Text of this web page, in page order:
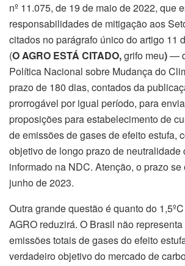
nº 11.075, de 19 de maio de 2022, que
responsabilidades de mitigação aos
citados no parágrafo único do artigo 11
(O AGRO ESTÁ CITADO,grifo meu)—
Política Nacional sobre Mudança do
prazo de 180 dias, contados da
prorrogável por igual período, para
proposições para estabelecimento de
de emissões de gases de efeito estufa,
objetivo de longo prazo de neutralidade
informado na NDC. Atenção, o prazo
junho de 2023.
Outra grande questão é quanto do
AGRO reduzirá. O Brasil não
emissões totais de gases do efeito
verdadeiro objetivo do mercado de